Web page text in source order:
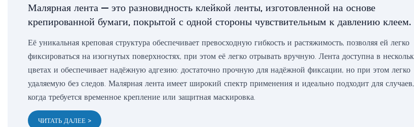
Малярная лента — это разновидность клейкой ленты, изготовленной на основе
крепированной бумаги, покрытой с одной стороны чувствительным к давлению клеем.
Её уникальная креповая структура обеспечивает превосходную гибкость и растяжимость, позволяя ей легко
фиксироваться на изогнутых поверхностях, при этом её легко отрывать вручную. Лента доступна в
цветах и ​​обеспечивает надёжную адгезию: достаточно прочную для надёжной фиксации, но при этом легко
удаляемую без следов. Малярная лента имеет широкий спектр применения и идеально подходит для случаев,
когда требуется временное крепление или защитная маскировка.
ЧИТАТЬ ДАЛЕЕ >